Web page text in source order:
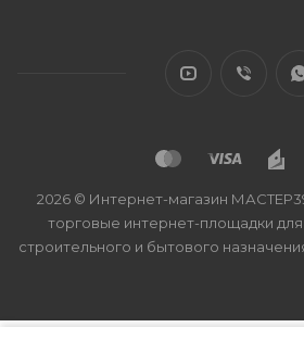
2026 © Интернет-магазин
торговые интернет-площадки
строительного и бытового